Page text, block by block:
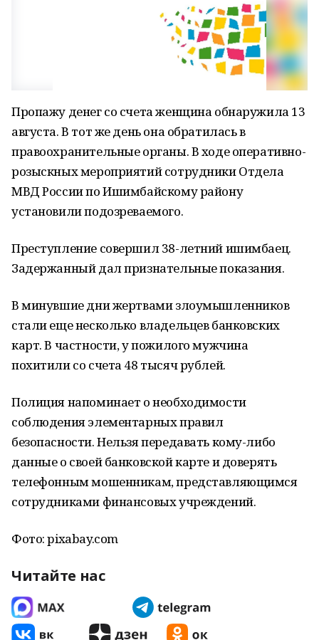
Пропажу денег со счета женщина обнаружила 13
августа. В тот же день она обратилась в
правоохранительные органы. В ходе оперативно-
розыскных мероприятий сотрудники Отдела
МВД России по Ишимбайскому району
установили подозреваемого.
Преступление совершил 38-летний ишимбаец.
Задержанный дал признательные показания.
В минувшие дни жертвами злоумышленников
стали еще несколько владельцев банковских
карт. В частности, у пожилого мужчина
похитили со счета 48 тысяч рублей.
Полиция напоминает о необходимости
соблюдения элементарных правил
безопасности. Нельзя передавать кому-либо
данные о своей банковской карте и доверять
телефонным мошенникам, представляющимся
сотрудниками финансовых учреждений.
Фото: pixabay.com
Читайте нас